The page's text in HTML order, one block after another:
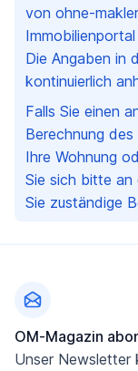
von ohne-
Die Angaben in
kontinuierlich
Falls Sie einen
Berechnung
Ihre Wohnung
Sie sich bitte an
Sie zuständige
OM-Magazin
Unser Newsletter